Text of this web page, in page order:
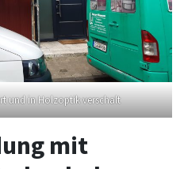
und in Holzoptik verschalt
mit